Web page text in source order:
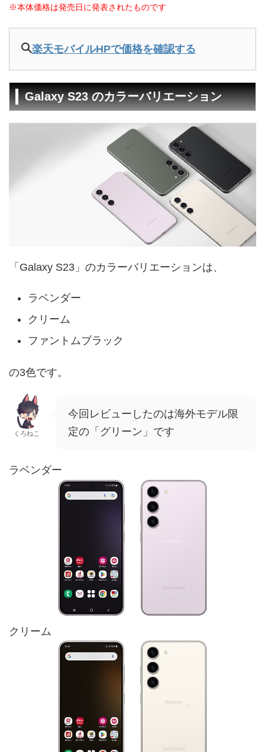
※本体価格は発売日に発表されたものです
楽天モバイルHPで価格を確認する
Galaxy S23 のカラーバリエーション
「Galaxy S23」のカラーバリエーションは、
ラベンダー
クリーム
ファントムブラック
の3色です。
くろねこ
今回レビューしたのは海外モデル限
定の「グリーン」です
ラベンダー
クリーム